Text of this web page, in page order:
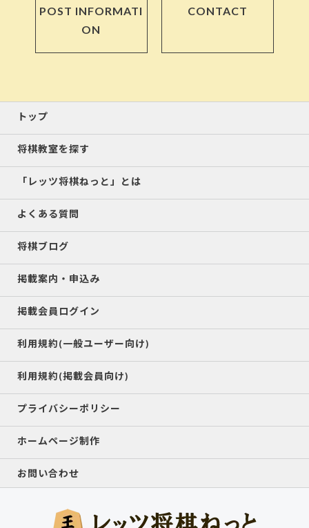
POST INFORMATI
ON
CONTACT
トップ
将棋教室を探す
「レッツ将棋ねっと」とは
よくある質問
将棋ブログ
掲載案内・申込み
掲載会員ログイン
利用規約(一般ユーザー向け)
利用規約(掲載会員向け)
プライバシーポリシー
ホームページ制作
お問い合わせ